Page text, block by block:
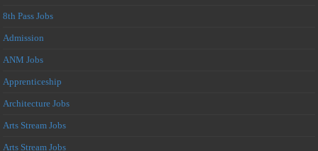
8th Pass Jobs
Admission
ANM Jobs
Apprenticeship
Architecture Jobs
Arts Stream Jobs
Arts Stream Jobs